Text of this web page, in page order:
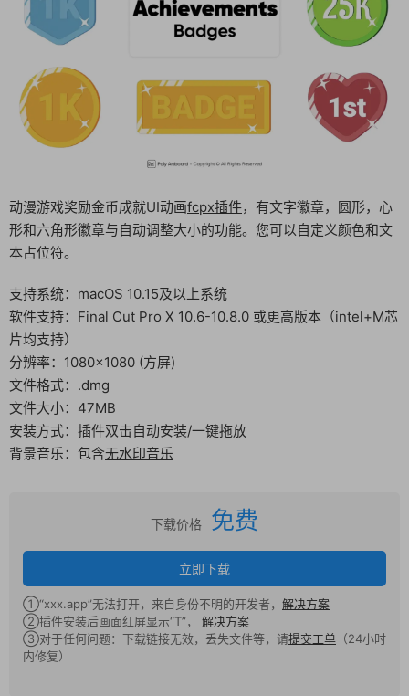
动漫游戏奖励金币成就UI动画fcpx插件，有文字徽章，圆形，心
形和六角形徽章与自动调整大小的功能。您可以自定义颜色和文
本占位符。
支持系统：macOS 10.15及以上系统
软件支持：Final Cut Pro X 10.6-10.8.0 或更高版本（intel+M芯
片均支持）
分辨率：1080×1080 (方屏)
文件格式：.dmg
文件大小：47MB
安装方式：插件双击自动安装/一键拖放
背景音乐：包含无水印音乐
下载价格 免费
立即下载
①“xxx.app”无法打开，来自身份不明的开发者， 解决方案
②插件安装后画面红屏显示“T”， 解决方案
③对于任何问题：下载链接无效，丢失文件等，请提交工单 （24小时
内修复）